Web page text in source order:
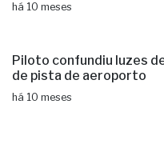
há 10 meses
Piloto confundiu luzes
de pista de aeroporto
há 10 meses